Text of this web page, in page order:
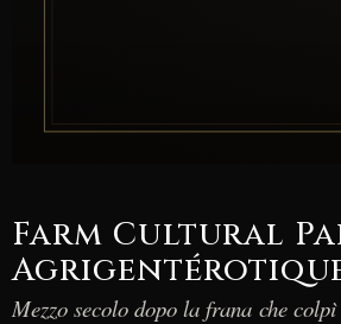
Farm Cultural
Mezzo secolo dopo la frana che